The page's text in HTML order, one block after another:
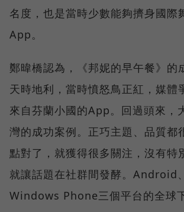
名度，也是當時少數能夠擠身國際
App。
鄭暐橋認為，《邦妮的早午餐》的
天時地利，當時憤怒鳥正紅，媒體
來自芬蘭小國的App。回過頭來，
灣的成功案例。正巧主題、品質都
點對了，就獲得很多關注，沒有特
就讓話題在社群間發酵。Android
Windows Phone三個平台的全球